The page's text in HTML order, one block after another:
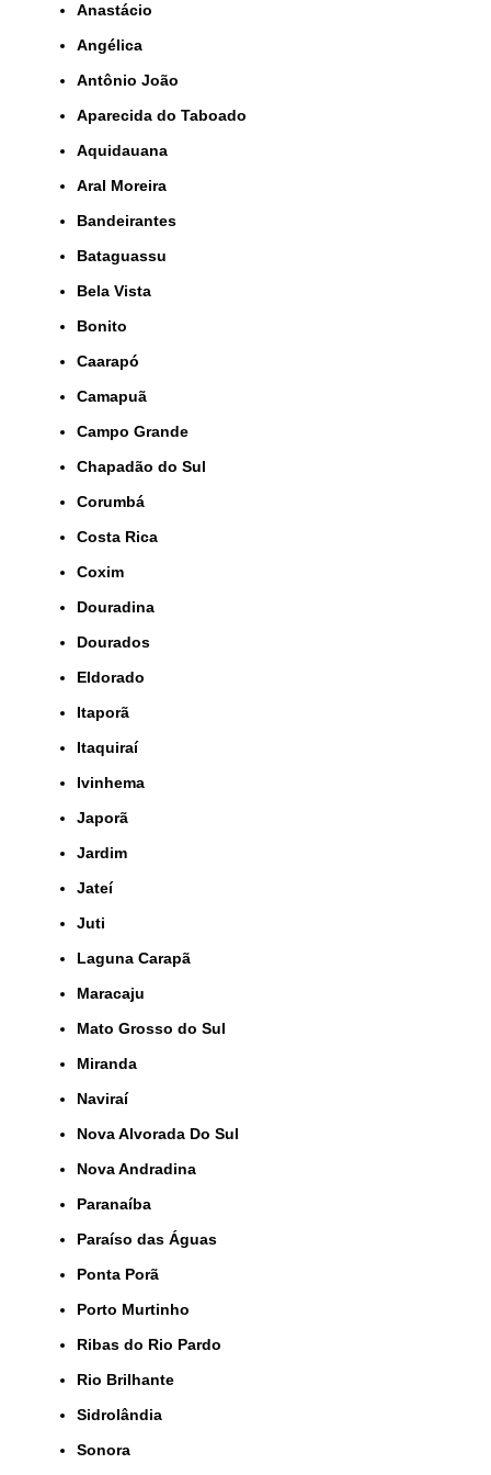
Anastácio
Angélica
Antônio João
Aparecida do Taboado
Aquidauana
Aral Moreira
Bandeirantes
Bataguassu
Bela Vista
Bonito
Caarapó
Camapuã
Campo Grande
Chapadão do Sul
Corumbá
Costa Rica
Coxim
Douradina
Dourados
Eldorado
Itaporã
Itaquiraí
Ivinhema
Japorã
Jardim
Jateí
Juti
Laguna Carapã
Maracaju
Mato Grosso do Sul
Miranda
Naviraí
Nova Alvorada Do Sul
Nova Andradina
Paranaíba
Paraíso das Águas
Ponta Porã
Porto Murtinho
Ribas do Rio Pardo
Rio Brilhante
Sidrolândia
Sonora